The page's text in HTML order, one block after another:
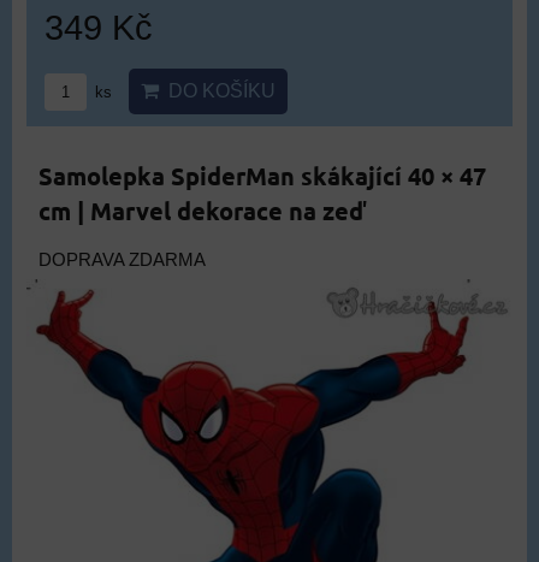
349 Kč
ks DO KOŠÍKU
Samolepka SpiderMan skákající 40 × 47
cm | Marvel dekorace na zeď
DOPRAVA ZDARMA